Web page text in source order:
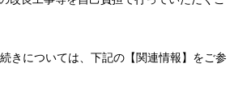
きについては、下記の【関連情報】をご参